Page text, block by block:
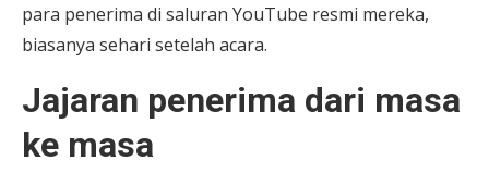
para penerima di saluran YouTube resmi mereka,
biasanya sehari setelah acara.
Jajaran penerima dari masa
ke masa